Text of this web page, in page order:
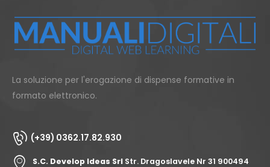
La soluzione per l'erogazione di dispense formative in
formato elettronico.
(+39) 0362.17.82.930
S.C. Develop Ideas Srl Str. Dragoslavele Nr 31 900494